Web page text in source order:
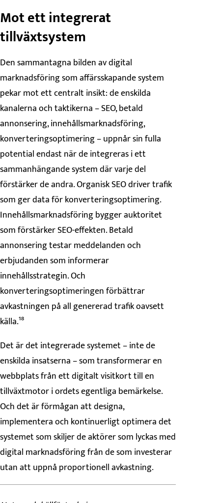
Mot ett integrerat
tillväxtsystem
Den sammantagna bilden av digital
marknadsföring som affärsskapande system
pekar mot ett centralt insikt: de enskilda
kanalerna och taktikerna – SEO, betald
annonsering, innehållsmarknadsföring,
konverteringsoptimering – uppnår sin fulla
potential endast när de integreras i ett
sammanhängande system där varje del
förstärker de andra. Organisk SEO driver trafik
som ger data för konverteringsoptimering.
Innehållsmarknadsföring bygger auktoritet
som förstärker SEO-effekten. Betald
annonsering testar meddelanden och
erbjudanden som informerar
innehållsstrategin. Och
konverteringsoptimeringen förbättrar
avkastningen på all genererad trafik oavsett
källa.¹⁸
Det är det integrerade systemet – inte de
enskilda insatserna – som transformerar en
webbplats från ett digitalt visitkort till en
tillväxtmotor i ordets egentliga bemärkelse.
Och det är förmågan att designa,
implementera och kontinuerligt optimera det
systemet som skiljer de aktörer som lyckas med
digital marknadsföring från de som investerar
utan att uppnå proportionell avkastning.